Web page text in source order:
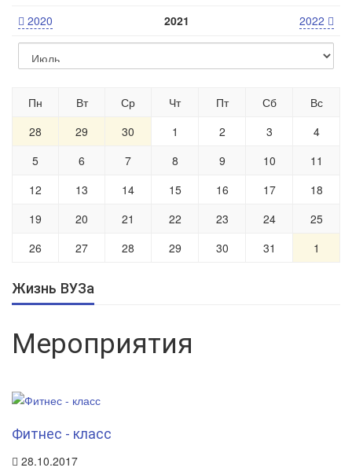
2020 2021 2022
Пн Вт Ср Чт Пт Сб
Вс
28
29 30 1 2 3
4
5
6 7 8 9 10
11
12
13 14 15 16 17
18
19
20 21 22 23 24
25
26
27 28 29 30 31 1
Жизнь ВУЗа
Мероприятия
Фитнес - класс
28.10.2017